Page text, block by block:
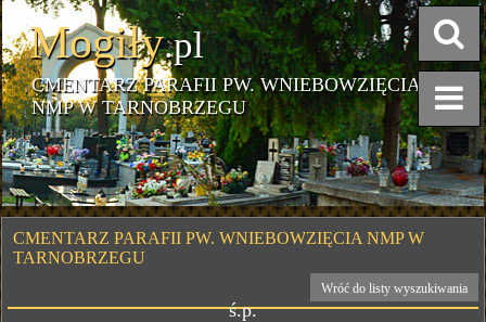
Mogiły.pl
CMENTARZ PARAFII PW. WNIEBOWZIĘCIA
NMP W TARNOBRZEGU
CMENTARZ PARAFII PW. WNIEBOWZIĘCIA NMP W
TARNOBRZEGU
Wróć do listy wyszukiwania
ś.p.